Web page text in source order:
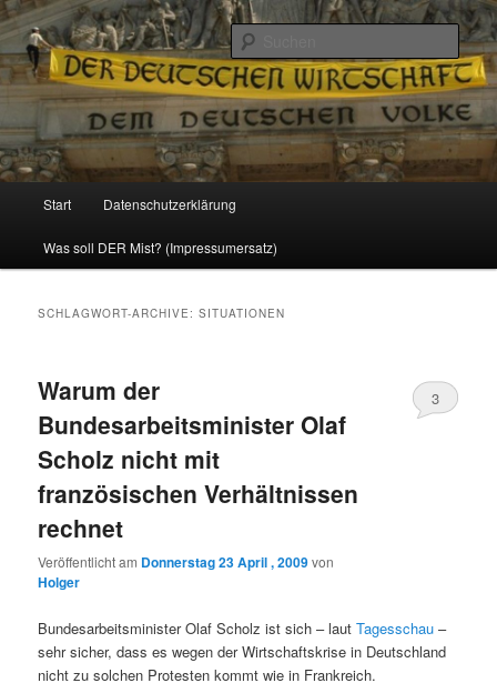
Reizzentrum
Politik, Wirtschaft, Soziales und Gesellschaft
Zum
Inhalt
Zum
sekundären
Start Datenschutzerklärung
Was soll DER Mist? (Impressumersatz)
SCHLAGWORT-ARCHIVE:SITUATIONEN
Warum der
Bundesarbeitsminister Olaf
Scholz nicht mit
französischen Verhältnissen
rechnet
Veröffentlicht am Donnerstag 23 April , 2009von
Holger
3
Bundesarbeitsminister Olaf Scholz ist sich – lautTagesschau –
sehr sicher, dass es wegen der Wirtschaftskrise in Deutschland
nicht zu solchen Protesten kommt wie in Frankreich.